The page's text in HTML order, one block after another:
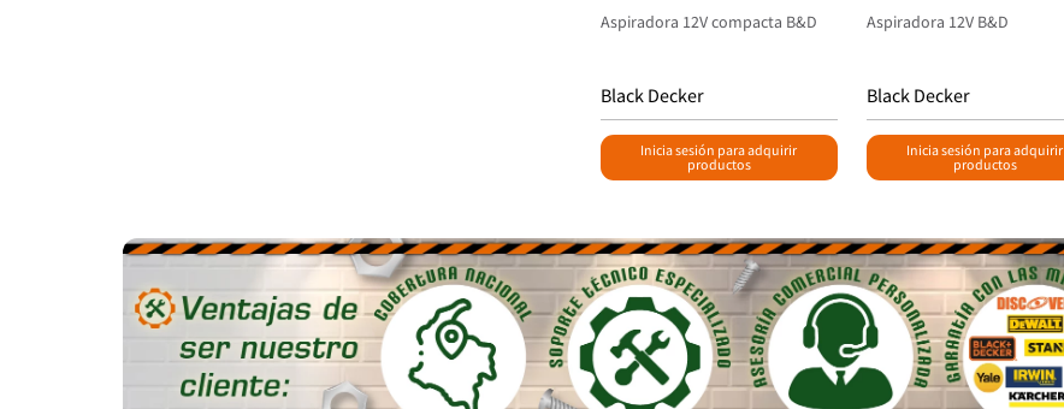
Aspiradora 12V compacta B&D
Black Decker
Inicia sesión para adquirir
productos
Aspiradora 12V B&D
Black Decker
Inicia sesión para adquirir
productos